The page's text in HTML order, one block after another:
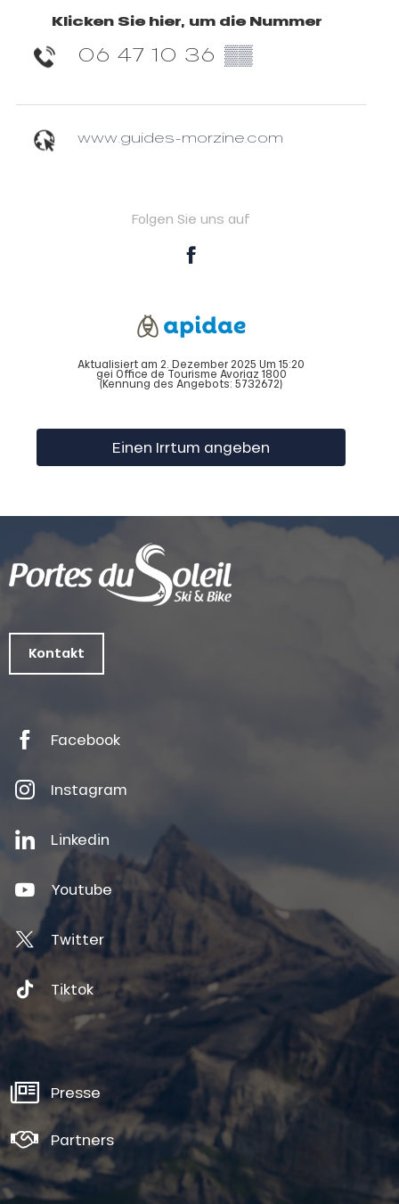
Klicken Sie hier, um die Nummer
06 47 10 36 ▒▒
www.guides-morzine.com
Folgen Sie uns auf
Aktualisiert am 2. Dezember 2025 Um 15:20
gei Office de Tourisme Avoriaz 1800
(Kennung des Angebots: 5732672)
Einen Irrtum angeben
Kontakt
Facebook
Instagram
Linkedin
Youtube
Twitter
Tiktok
Presse
Partners